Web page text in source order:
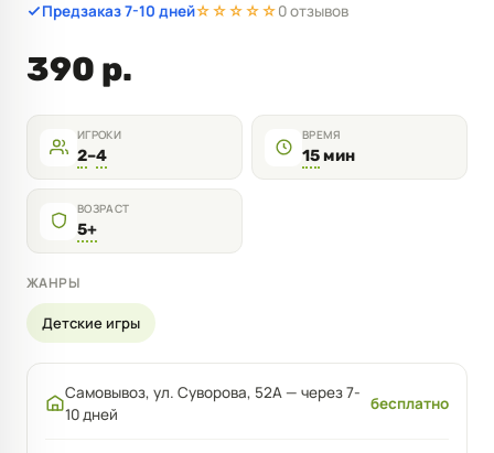
Предзаказ 7-10 дней☆☆☆☆☆0 отзывов
390 р.
ИГРОКИ
2–4
ВРЕМЯ
15мин
ВОЗРАСТ
5+
ЖАНРЫ
Детские игры
Самовывоз, ул. Суворова, 52А — через 7-
10 дней
бесплатно